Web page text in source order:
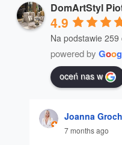
DomArtStyl
4.9
Na podstawie 259
powered by Goog
oceń nas w
Joanna
7 months ago